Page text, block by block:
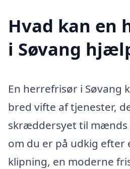
Hvad kan en
i Søvang
En herrefrisør i Søvang
bred vifte af tjenester,
skræddersyet til mænds
om du er på udkig efter
klipning, en moderne